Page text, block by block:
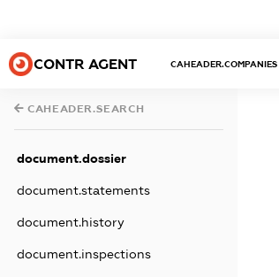
CONTR AGENT CAHEADER.COMPANIES
CAHEADER.SEARCH
document.dossier
document.statements
document.history
document.inspections